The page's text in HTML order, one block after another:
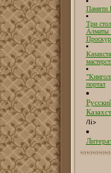
Памяти
Три
Алматы
портал
/li>